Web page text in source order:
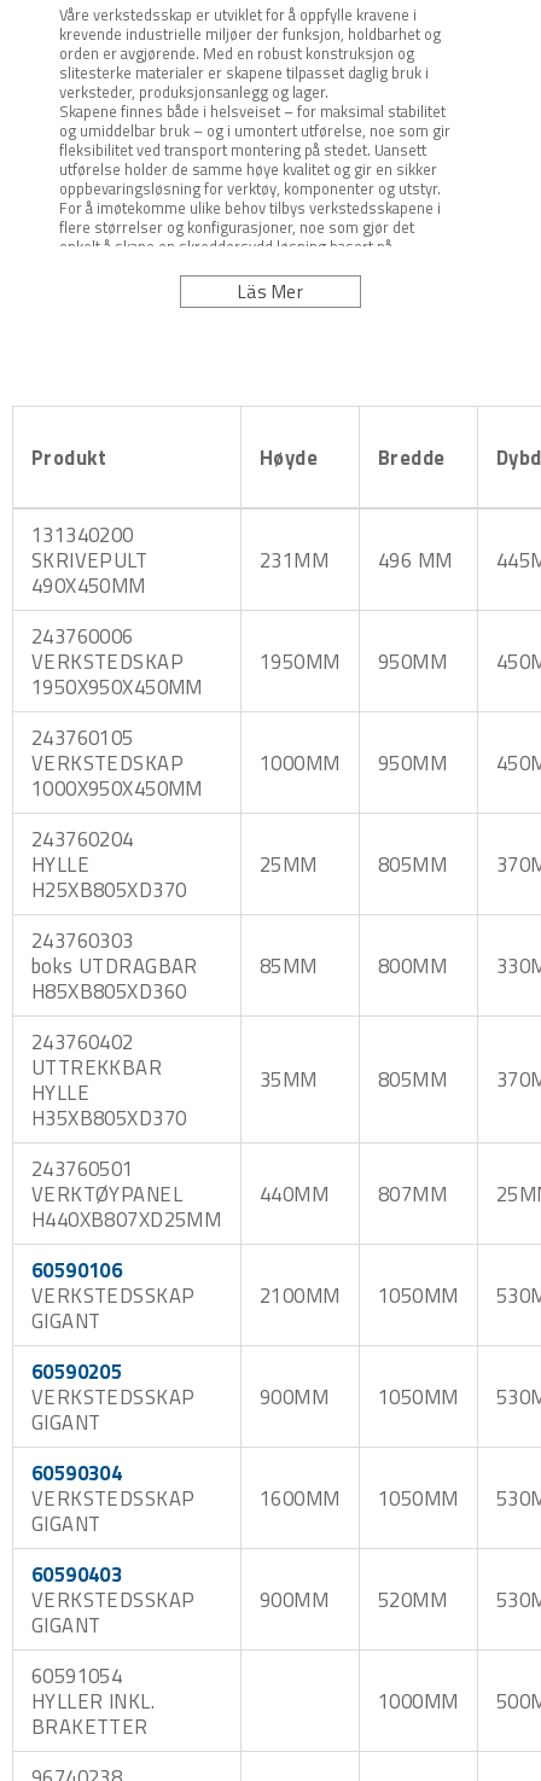
Våre verkstedsskap er utviklet for å oppfylle kravene i
krevende industrielle miljøer der funksjon, holdbarhet og
orden er avgjørende. Med en robust konstruksjon og
slitesterke materialer er skapene tilpasset daglig bruk i
verksteder, produksjonsanlegg og lager.
Skapene finnes både i helsveiset – for maksimal stabilitet
og umiddelbar bruk – og i umontert utførelse, noe som gir
fleksibilitet ved transport montering på stedet. Uansett
utførelse holder de samme høye kvalitet og gir en sikker
oppbevaringsløsning for verktøy, komponenter og utstyr.
For å imøtekomme ulike behov tilbys verkstedsskapene i
flere størrelser og konfigurasjoner, noe som gjør det
enkelt å skape en skreddersydd løsning basert på
kan optimaliseres med hyller, bokser annet smart tilbehør
for effektiv organisering. Läs Mer
Produkt Høyde Bredde
131340200
SKRIVEPULT
490X450MM
231MM 496 MM
243760006
VERKSTEDSKAP
1950X950X450MM
1950MM 950MM
243760105
VERKSTEDSKAP
1000X950X450MM
1000MM 950MM
243760204
HYLLE
H25XB805XD370
25MM 805MM
243760303
boks UTDRAGBAR
H85XB805XD360
85MM 800MM
243760402
UTTREKKBAR
HYLLE
H35XB805XD370
35MM 805MM
243760501
VERKTØYPANEL
H440XB807XD25MM
440MM 807MM
60590106
VERKSTEDSSKAP
GIGANT
2100MM 1050MM
60590205
VERKSTEDSSKAP
GIGANT
900MM 1050MM
60590304
VERKSTEDSSKAP
GIGANT
1600MM 1050MM
60590403
VERKSTEDSSKAP
GIGANT
900MM 520MM
60591054
HYLLER INKL.
BRAKETTER
1000MM